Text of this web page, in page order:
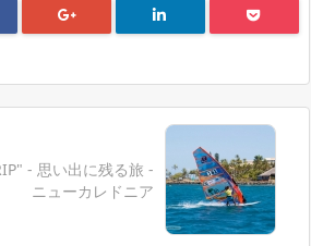
- 思い出に残る旅 -
ニューカレドニア